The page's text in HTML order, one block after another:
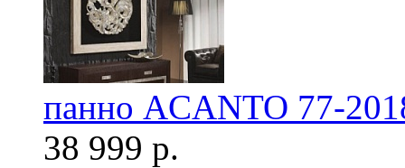
панно ACANTO 77-
38 999 р.